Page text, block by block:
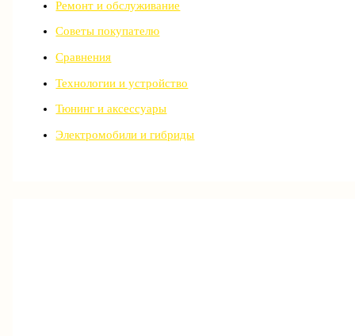
Ремонт и обслуживание
Советы покупателю
Сравнения
Технологии и устройство
Тюнинг и аксессуары
Электромобили и гибриды